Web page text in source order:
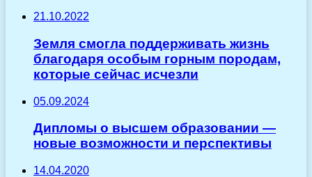
21.10.2022
Земля смогла поддерживать жизнь
благодаря особым горным породам,
которые сейчас исчезли
05.09.2024
Дипломы о высшем образовании —
новые возможности и перспективы
14.04.2020